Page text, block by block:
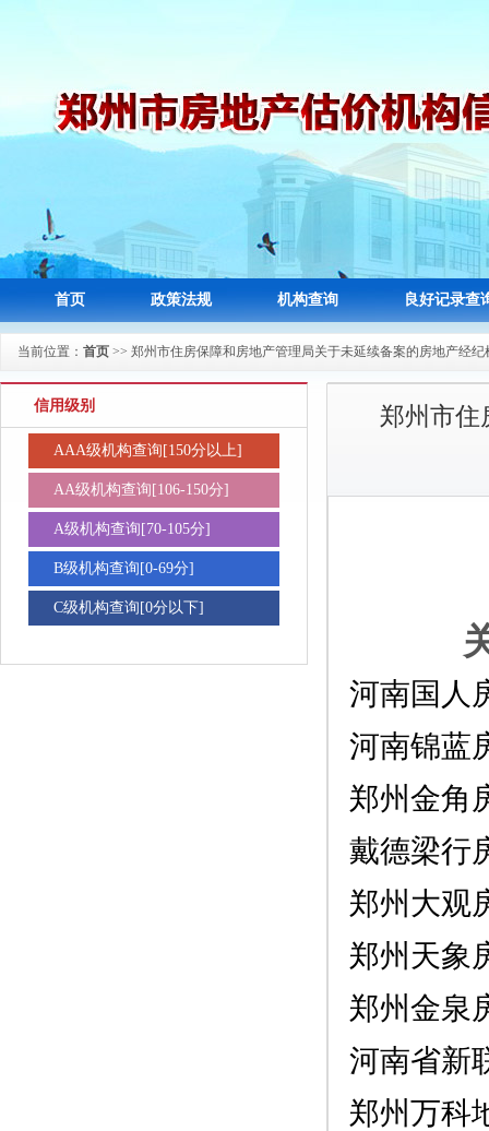
首页 政策法规 机构查询 良好记录查
当前位置： 首页 >> 郑州市住房保障和房地产管理局关于未延续备案的房地产经纪
信用级别
AAA级机构查询[150分以上]
AA级机构查询[106-150分]
A级机构查询[70-105分]
B级机构查询[0-69分]
C级机构查询[0分以下]
郑州市住
河南国人
河南锦蓝
郑州金角
戴德梁行
郑州大观
郑州天象
郑州金泉
河南省新
郑州万科